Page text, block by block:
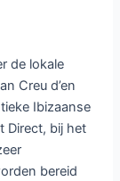
de lokale
Creu d’en
Ibizaanse
Direct, bij het
bereid